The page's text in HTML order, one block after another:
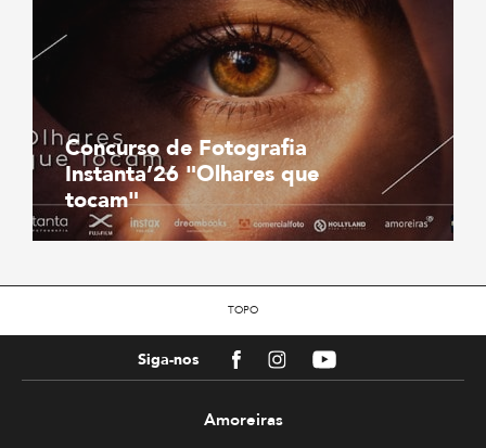
Concurso de Fotografia
Instanta’26 "Olhares que
tocam"
TOPO
Siga-nos FacebookInstagramYoutube
Amoreiras